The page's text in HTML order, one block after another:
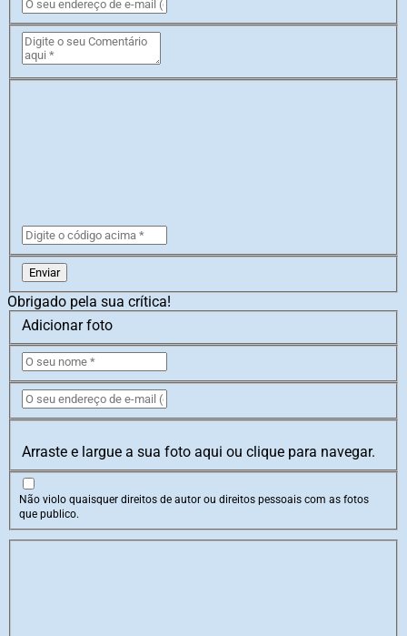
Enviar
Obrigado pela sua crítica!
Adicionar foto
Arraste e largue a sua foto aqui ou clique para navegar.
Não violo quaisquer direitos de autor ou direitos pessoais com as fotos
que publico.